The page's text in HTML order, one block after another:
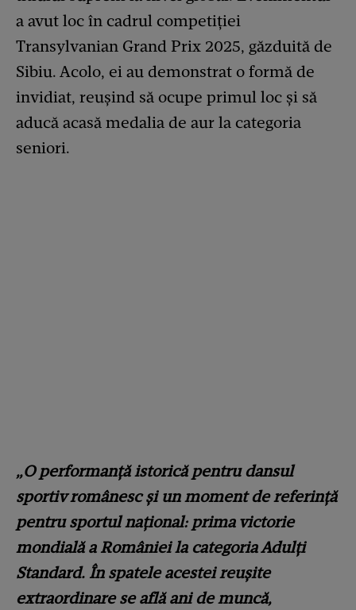
a avut loc în cadrul competiției
Transylvanian Grand Prix 2025, găzduită de
Sibiu. Acolo, ei au demonstrat o formă de
invidiat, reușind să ocupe primul loc și să
aducă acasă medalia de aur la categoria
seniori.
„O performanță istorică pentru dansul
sportiv românesc și un moment de referință
pentru sportul național: prima victorie
mondială a României la categoria Adulți
Standard. În spatele acestei reușite
extraordinare se află ani de muncă,